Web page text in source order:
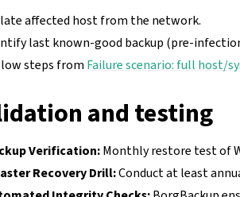
affected host from the network.
last known-good backup (pre-
steps from Failure scenario: full host/
and testing
Verification:Monthly restore test of
Recovery Drill:Conduct at least